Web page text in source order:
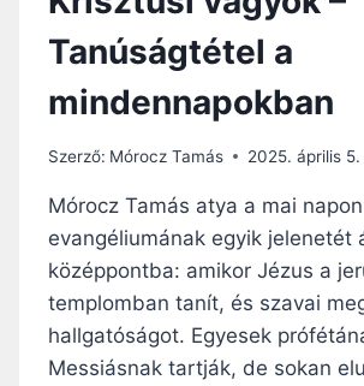
Tanúságtétel a
mindennapokban
Szerző: Mórocz Tamás 2025. április 5.
Mórocz Tamás atya a mai
evangéliumának egyik jelenetét
középpontba: amikor Jézus a
templomban tanít, és szavai
hallgatóságot. Egyesek
Messiásnak tartják, de sokan